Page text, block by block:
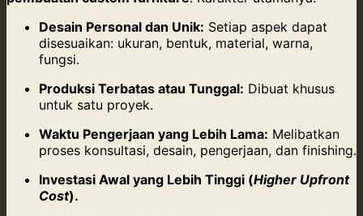
Desain Personal dan Unik: Setiap aspek dapat
disesuaikan: ukuran, bentuk, material, warna,
fungsi.
Produksi Terbatas atau Tunggal: Dibuat khusus
untuk satu proyek.
Waktu Pengerjaan yang Lebih Lama: Melibatkan
proses konsultasi, desain, pengerjaan, dan finishing.
Investasi Awal yang Lebih Tinggi (Higher Upfront
Cost).